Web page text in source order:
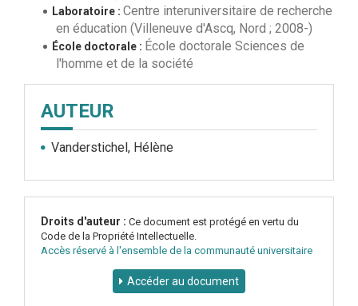
Laboratoire : Centre interuniversitaire de recherche
en éducation (Villeneuve d'Ascq, Nord ; 2008-)
École doctorale : École doctorale Sciences de
l'homme et de la société
AUTEUR
Vanderstichel, Hélène
Droits d'auteur : Ce document est protégé en vertu du
Code de la Propriété Intellectuelle.
Accès réservé à l'ensemble de la communauté universitaire
Accéder au document